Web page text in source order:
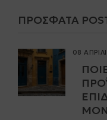
ΠΡΌΣΦΑΤΑ
08